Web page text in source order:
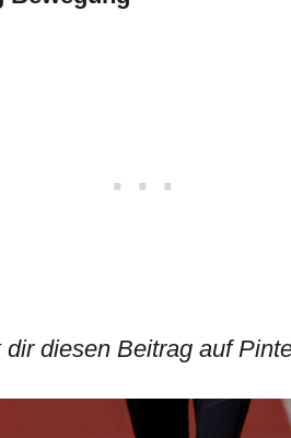
dir diesen Beitrag auf